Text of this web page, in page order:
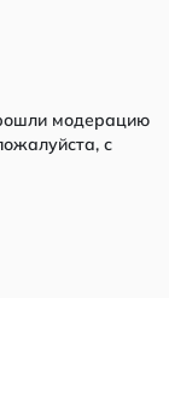
модерацию
с